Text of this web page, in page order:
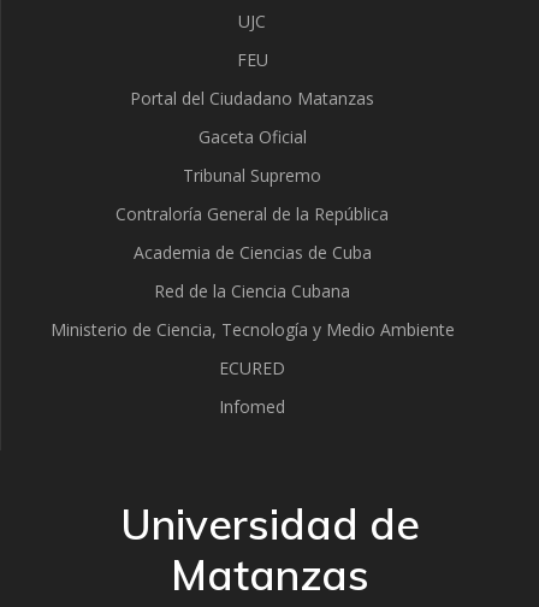
UJC
FEU
Portal del Ciudadano Matanzas
Gaceta Oficial
Tribunal Supremo
Contraloría General de la República
Academia de Ciencias de Cuba
Red de la Ciencia Cubana
Ministerio de Ciencia, Tecnología y Medio Ambiente
ECURED
Infomed
Universidad de
Matanzas